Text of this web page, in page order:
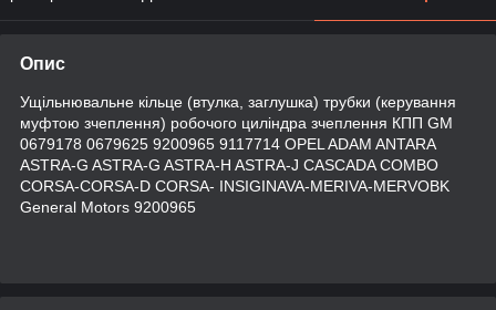
Опис
Ущільнювальне кільце (втулка, заглушка) трубки (керування
муфтою зчеплення) робочого циліндра зчеплення КПП GM
0679178 0679625 9200965 9117714 OPEL ADAM ANTARA
ASTRA-G ASTRA-G ASTRA-H ASTRA-J CASCADA COMBO
CORSA-CORSA-D CORSA- INSIGINAVA-MERIVA-MERVOBK
General Motors 9200965